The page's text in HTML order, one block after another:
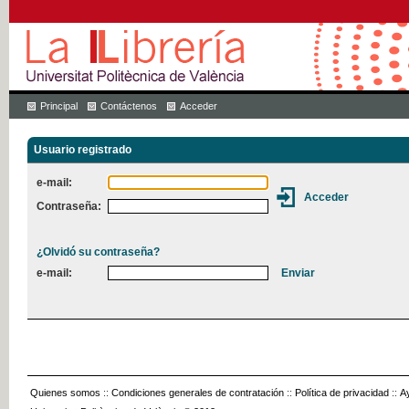
Principal Contáctenos Acceder
Usuario registrado
e-mail:
Contraseña:
¿Olvidó su contraseña?
e-mail:
Quienes somos :: Condiciones generales de contratación :: Política de privacidad ::